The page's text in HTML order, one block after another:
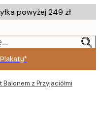
powyżej 249 zł
Balonem z Przyjaciółmi